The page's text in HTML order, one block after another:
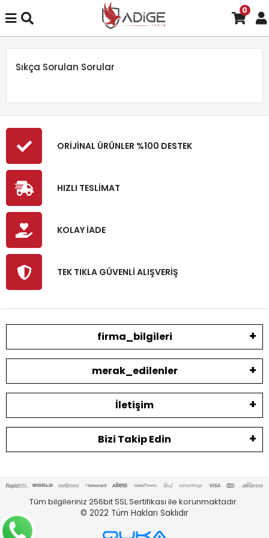
0
Sıkça Sorulan Sorular
ORİJİNAL ÜRÜNLER %100 DESTEK
HIZLI TESLİMAT
KOLAY İADE
TEK TIKLA GÜVENLİ ALIŞVERİŞ
firma_bilgileri
merak_edilenler
İletişim
Bizi Takip Edin
Tüm bilgileriniz 256bit SSL Sertifikası ile korunmaktadır.
© 2022 Tüm Hakları Saklıdır